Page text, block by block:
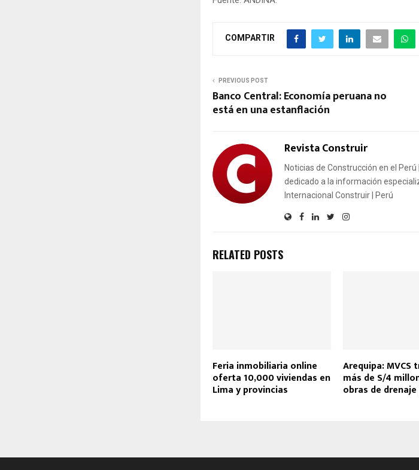
COMPARTIR
PREVIOUS POST
Banco Central: Economía peruana no
está en una estanflación
Revista Construir
Noticias de Construcción en el
dedicado a la información
Internacional Construir | Perú
RELATED POSTS
Feria inmobiliaria online
oferta 10,000 viviendas en
Lima y provincias
Arequipa: MVCS
más de S/4
obras de